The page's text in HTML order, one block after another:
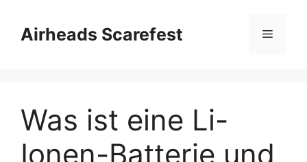
contentAirheads Scarefest Menu
Was ist eine Li-
Ionen-Batterie und